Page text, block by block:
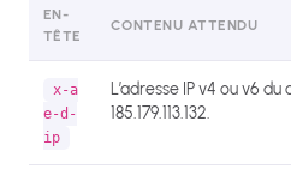
EN-
TÊTE
CONTENU ATTENDU
x-a
e-d-
ip
L’adresse IP v4 ou v6
185.179.113.132.